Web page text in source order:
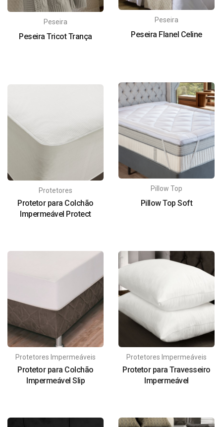
Peseira
Peseira Flanel Celine
Peseira
Peseira Tricot Trança
Pillow Top
Pillow Top Soft
Protetores
Protetor para Colchão
Impermeável Protect
Protetores Impermeáveis
Protetor para Colchão
Impermeável Slip
Protetores Impermeáveis
Protetor para Travesseiro
Impermeável